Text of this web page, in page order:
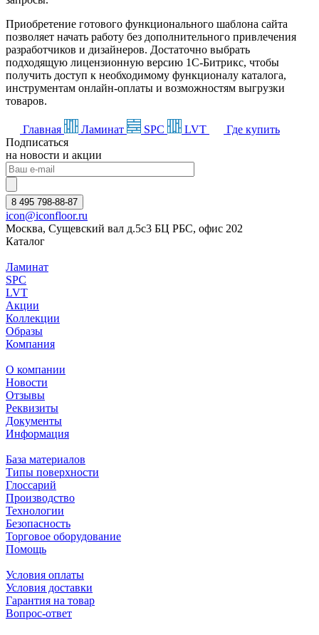
Приобретение готового функционального шаблона сайта
позволяет начать работу без дополнительного привлечения
разработчиков и дизайнеров. Достаточно выбрать
подходящую лицензионную версию 1С-Битрикс, чтобы
получить доступ к необходимому функционалу каталога,
инструментам онлайн-оплаты и возможностям выгрузки
товаров.
Главная Ламинат SPC LVT
Где купить
Подписаться
на новости и акции
8 495 798-88-87
icon@iconfloor.ru
Москва, Сущевский вал д.5с3 БЦ РБС, офис 202
Каталог
Ламинат
SPC
LVT
Акции
Коллекции
Образы
Компания
О компании
Новости
Отзывы
Реквизиты
Документы
Информация
База материалов
Типы поверхности
Глоссарий
Производство
Технологии
Безопасность
Торговое оборудование
Помощь
Условия оплаты
Условия доставки
Гарантия на товар
Вопрос-ответ